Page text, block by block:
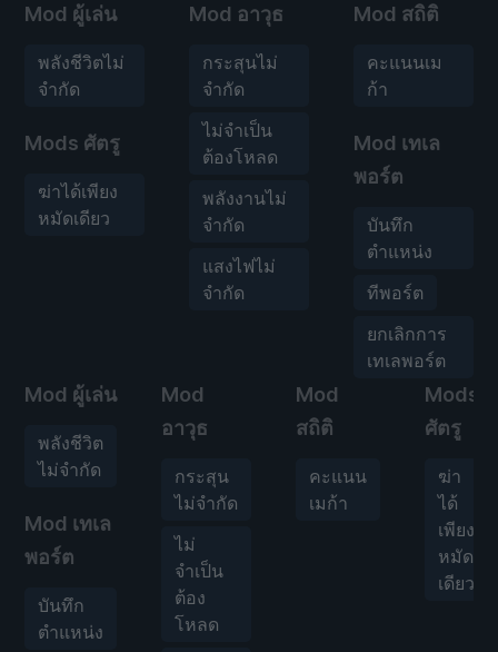
Mod ผู้เล่น
พลังชีวิตไม่
จำกัด
Mods ศัตรู
ฆ่าได้เพียง
หมัดเดียว
Mod อาวุธ
กระสุนไม่
จำกัด
ไม่จำเป็น
ต้องโหลด
พลังงานไม่
จำกัด
แสงไฟไม่
จำกัด
Mod สถิติ
คะแนนเม
ก้า
Mod เทเล
พอร์ต
บันทึก
ตำแหน่ง
ทีพอร์ต
ยกเลิกการ
เทเลพอร์ต
Mod ผู้เล่น
พลังชีวิต
ไม่จำกัด
Mod เทเล
พอร์ต
บันทึก
ตำแหน่ง
Mod
อาวุธ
กระสุน
ไม่จำกัด
ไม่
จำเป็น
ต้อง
โหลด
Mod
สถิติ
คะแนน
เมก้า
Mods
ศัตรู
ฆ่า
ได้
เพียง
หมัด
เดียว